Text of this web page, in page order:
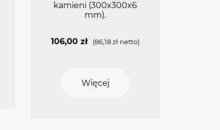
kamieni (300x300x6
mm).
106,00zł (86,18zł netto)
Więcej